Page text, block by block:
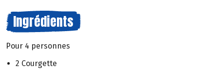
Ingrédients
Pour 4 personnes
2 Courgette